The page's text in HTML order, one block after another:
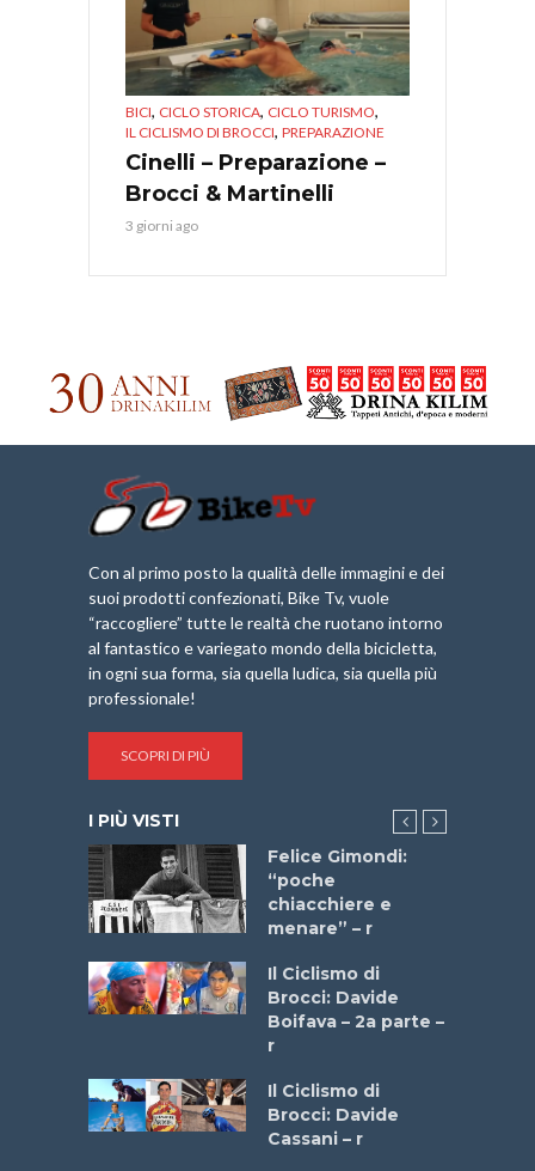
BICI, CICLO STORICA, CICLO TURISMO,
IL CICLISMO DI BROCCI, PREPARAZIONE
Cinelli – Preparazione –
Brocci & Martinelli
3 giorni ago
Con al primo posto la qualità delle immagini e dei
suoi prodotti confezionati, Bike Tv, vuole
“raccogliere” tutte le realtà che ruotano intorno
al fantastico e variegato mondo della bicicletta,
in ogni sua forma, sia quella ludica, sia quella più
professionale!
SCOPRI DI PIÙ
I PIÙ VISTI
Felice Gimondi:
“poche
chiacchiere e
menare” – r
Il Ciclismo di
Brocci: Davide
Boifava – 2a parte –
r
Il Ciclismo di
Brocci: Davide
Cassani – r